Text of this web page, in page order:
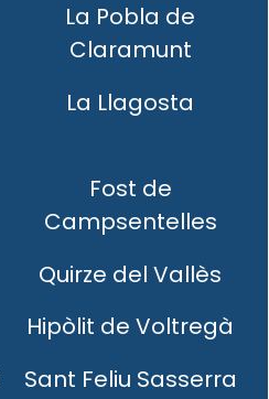
La Pobla de
Claramunt
La Llagosta
Fost de
Campsentelles
Quirze del Vallès
Hipòlit de Voltregà
Sant Feliu Sasserra